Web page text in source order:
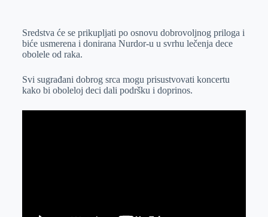
Sredstva će se prikupljati po osnovu dobrovoljnog priloga i
biće usmerena i donirana Nurdor-u u svrhu lečenja dece
obolele od raka.
Svi sugrađani dobrog srca mogu prisustvovati koncertu
kako bi oboleloj deci dali podršku i doprinos.